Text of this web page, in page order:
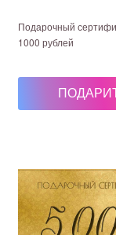
Подарочный
1000 рублей